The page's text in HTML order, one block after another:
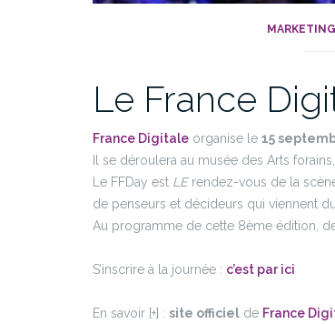
Le France
France Digitale organise le 15
Il se déroulera au musée des Arts
Le FFDay est LErendez-vous de la
de penseurs et décideurs qui viennent
Au programme de cette 8ème édition,
S’inscrire à la journée : c’est par ici
En savoir [+] : site officiel de France